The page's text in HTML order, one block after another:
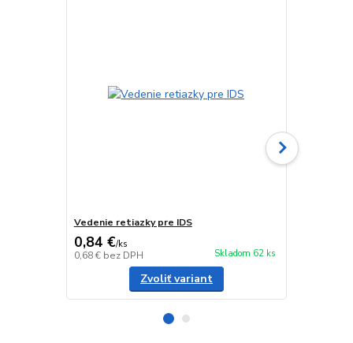
Vedenie retiazky pre IDS
0,84 €/ks
0,68 € bez DPH Skladom 62 ks
Zvoliť variant